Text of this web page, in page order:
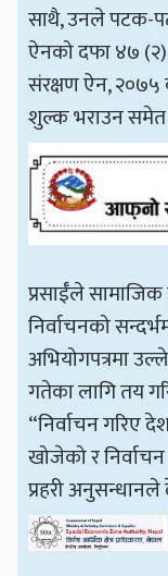
साथै, उनले पटक-
ऐनको दफा ४७
संरक्षण ऐन, २०७५
शुल्क भराउन समेत
प्रसाईँले
निर्वाचनको
अभियोगपत्रमा
गतेका लागि तय
“निर्वाचन गरिए
खोजेको र
प्रहरी